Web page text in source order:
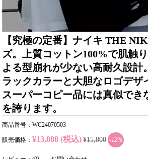
【究極の定番】ナイキ THE
ズ。上質コットン100%で肌触
よる型崩れが少ない高耐久設計
ラックカラーと大胆なロゴデザ
スーパーコピー品には真似でき
を誇ります。
商品番号：WC24070503
販売価格： ¥13,888 (税込) ¥15,800 -12%